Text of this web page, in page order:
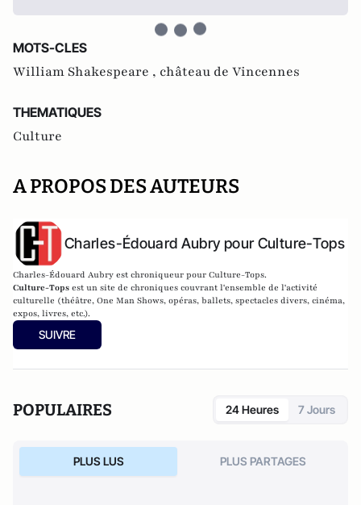
MOTS-CLES
William Shakespeare , château de Vincennes
THEMATIQUES
Culture
A PROPOS DES AUTEURS
Charles-Édouard Aubry pour Culture-Tops
Charles-Édouard Aubry est chroniqueur pour Culture-Tops.
Culture-Tops est un site de chroniques couvrant l'ensemble de l'activité
culturelle (théâtre, One Man Shows, opéras, ballets, spectacles divers, cinéma,
expos, livres, etc.).
SUIVRE
POPULAIRES 24 Heures 7 Jours
PLUS LUS PLUS PARTAGES